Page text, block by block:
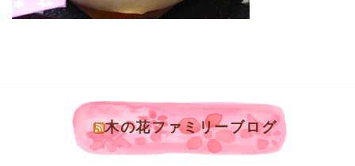
木の花ファミリーブログ